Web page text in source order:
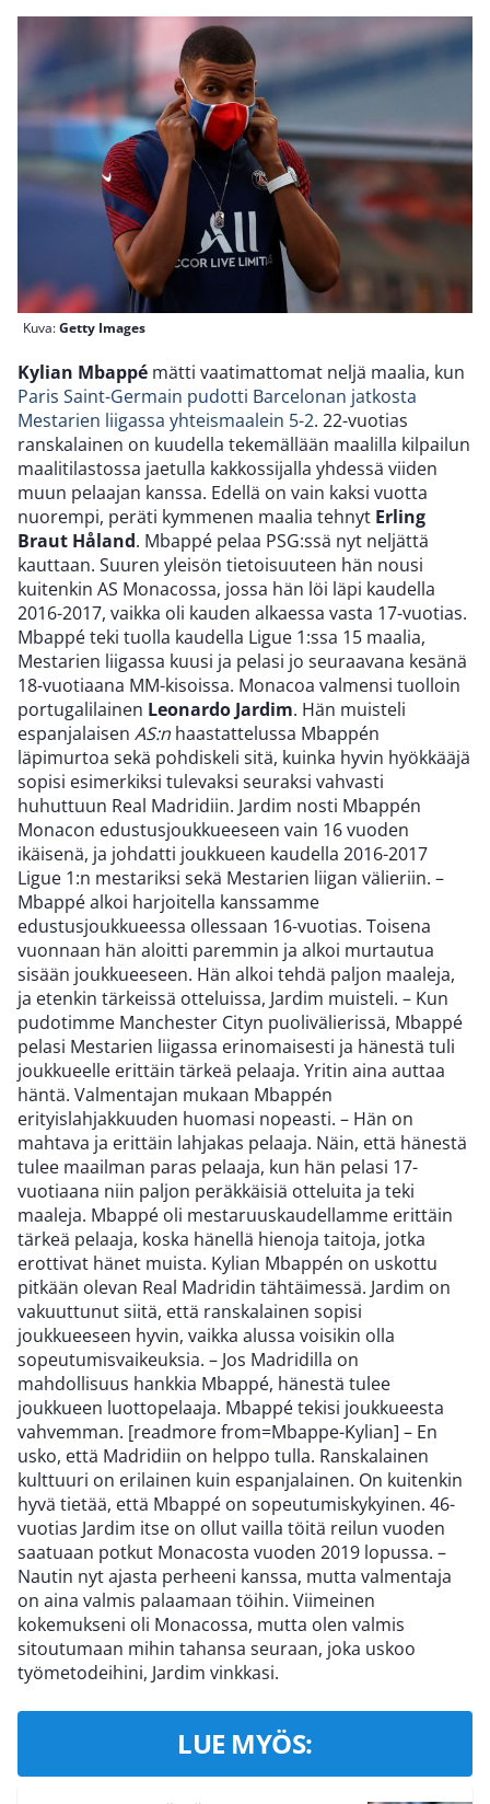
Kuva:Getty Images
Kylian Mbappé mätti vaatimattomat neljä maalia, kun
Paris Saint-Germain pudotti Barcelonan jatkosta
Mestarien liigassa yhteismaalein 5-2. 22-vuotias
ranskalainen on kuudella tekemällään maalilla kilpailun
maalitilastossa jaetulla kakkossijalla yhdessä viiden
muun pelaajan kanssa. Edellä on vain kaksi vuotta
nuorempi, peräti kymmenen maalia tehnyt Erling
Braut Håland. Mbappé pelaa PSG:ssä nyt neljättä
kauttaan. Suuren yleisön tietoisuuteen hän nousi
kuitenkin AS Monacossa, jossa hän löi läpi kaudella
2016-2017, vaikka oli kauden alkaessa vasta 17-vuotias.
Mbappé teki tuolla kaudella Ligue 1:ssa 15 maalia,
Mestarien liigassa kuusi ja pelasi jo seuraavana kesänä
18-vuotiaana MM-kisoissa. Monacoa valmensi tuolloin
portugalilainen Leonardo Jardim. Hän muisteli
espanjalaisen AS:n haastattelussa Mbappén
läpimurtoa sekä pohdiskeli sitä, kuinka hyvin hyökkääjä
sopisi esimerkiksi tulevaksi seuraksi vahvasti
huhuttuun Real Madridiin. Jardim nosti Mbappén
Monacon edustusjoukkueeseen vain 16 vuoden
ikäisenä, ja johdatti joukkueen kaudella 2016-2017
Ligue 1:n mestariksi sekä Mestarien liigan välieriin. –
Mbappé alkoi harjoitella kanssamme
edustusjoukkueessa ollessaan 16-vuotias. Toisena
vuonnaan hän aloitti paremmin ja alkoi murtautua
sisään joukkueeseen. Hän alkoi tehdä paljon maaleja,
ja etenkin tärkeissä otteluissa, Jardim muisteli. – Kun
pudotimme Manchester Cityn puolivälierissä, Mbappé
pelasi Mestarien liigassa erinomaisesti ja hänestä tuli
joukkueelle erittäin tärkeä pelaaja. Yritin aina auttaa
häntä. Valmentajan mukaan Mbappén
erityislahjakkuuden huomasi nopeasti. – Hän on
mahtava ja erittäin lahjakas pelaaja. Näin, että hänestä
tulee maailman paras pelaaja, kun hän pelasi 17-
vuotiaana niin paljon peräkkäisiä otteluita ja teki
maaleja. Mbappé oli mestaruuskaudellamme erittäin
tärkeä pelaaja, koska hänellä hienoja taitoja, jotka
erottivat hänet muista. Kylian Mbappén on uskottu
pitkään olevan Real Madridin tähtäimessä. Jardim on
vakuuttunut siitä, että ranskalainen sopisi
joukkueeseen hyvin, vaikka alussa voisikin olla
sopeutumisvaikeuksia. – Jos Madridilla on
mahdollisuus hankkia Mbappé, hänestä tulee
joukkueen luottopelaaja. Mbappé tekisi joukkueesta
vahvemman. [readmore from=Mbappe-Kylian] – En
usko, että Madridiin on helppo tulla. Ranskalainen
kulttuuri on erilainen kuin espanjalainen. On kuitenkin
hyvä tietää, että Mbappé on sopeutumiskykyinen. 46-
vuotias Jardim itse on ollut vailla töitä reilun vuoden
saatuaan potkut Monacosta vuoden 2019 lopussa. –
Nautin nyt ajasta perheeni kanssa, mutta valmentaja
on aina valmis palaamaan töihin. Viimeinen
kokemukseni oli Monacossa, mutta olen valmis
sitoutumaan mihin tahansa seuraan, joka uskoo
työmetodeihini, Jardim vinkkasi.
LUE MYÖS: